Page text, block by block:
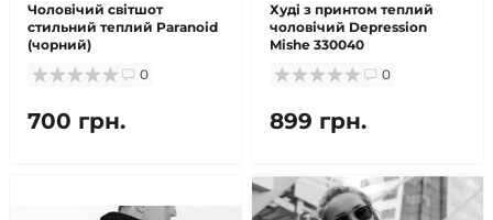
Чоловічий світшот
стильний теплий Paranoid
(чорний)
0
700 грн.
Худі з принтом теплий
чоловічий Depression
Mishe 330040
0
899 грн.